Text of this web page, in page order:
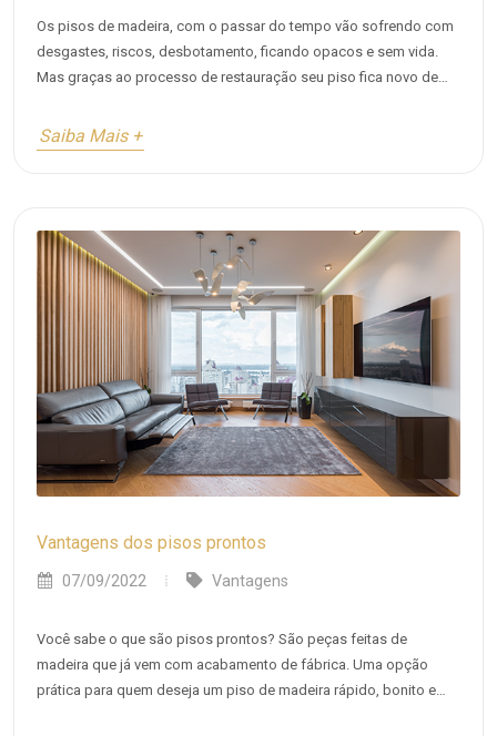
Os pisos de madeira, com o passar do tempo vão sofrendo com
desgastes, riscos, desbotamento, ficando opacos e sem vida.
Mas graças ao processo de restauração seu piso fica novo de
agradáveis.
Saiba Mais +
Vantagens dos pisos prontos
07/09/2022 Vantagens
Você sabe o que são pisos prontos? São peças feitas de
madeira que já vem com acabamento de fábrica. Uma opção
prática para quem deseja um piso de madeira rápido, bonito e